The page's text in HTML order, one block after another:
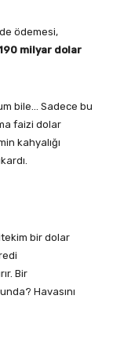
ödemesi,
milyar dolar
bile… Sadece bu
faizi dolar
kahyalığı
bir dolar
Bir
Havasını